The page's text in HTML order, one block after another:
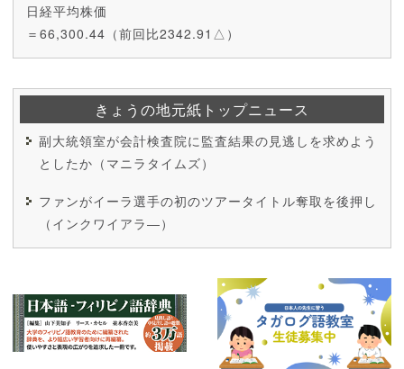
日経平均株価
＝66,300.44（前回比2342.91△）
きょうの地元紙トップニュース
副大統領室が会計検査院に監査結果の見逃しを求めよう
としたか（マニラタイムズ）
ファンがイーラ選手の初のツアータイトル奪取を後押し
（インクワイアラ―）